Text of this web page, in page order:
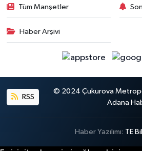
Tüm Manşetler
Haber Arşivi
RSS
© 2024 Çukurova Metropol
Adana
Haber Yazılımı: TE